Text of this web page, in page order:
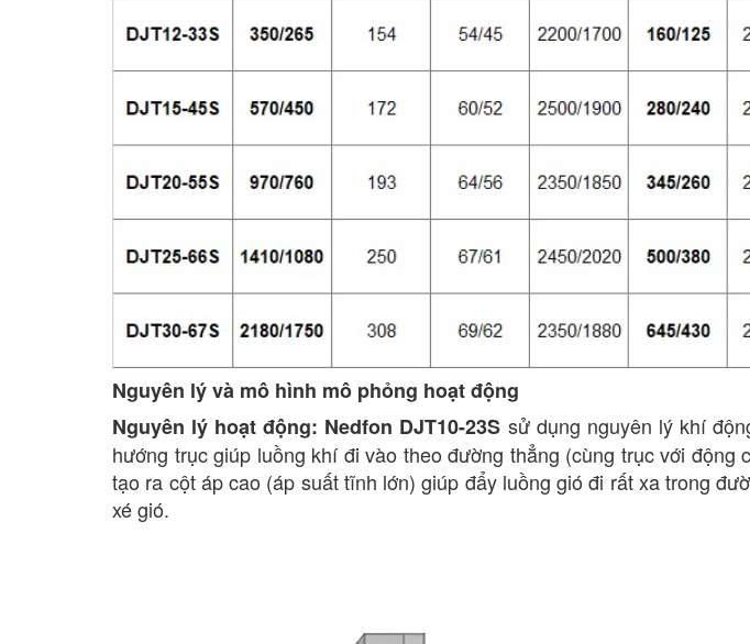
Nguyên lý và mô hình mô phỏng hoạt động
Nguyên lý hoạt động: Nedfon DJT10-23S sử dụng nguyên lý khí
hướng trục giúp luồng khí đi vào theo đường thẳng (cùng trục với
tạo ra cột áp cao (áp suất tĩnh lớn) giúp đẩy luồng gió đi rất xa trong
xé gió.